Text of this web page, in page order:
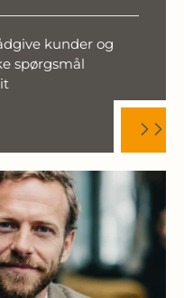
kunder og
spørgsmål